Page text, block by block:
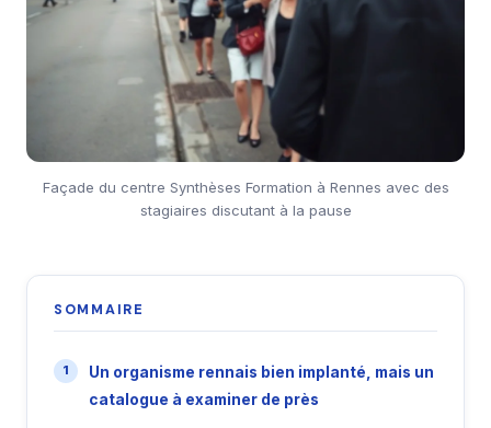
Façade du centre Synthèses Formation à Rennes avec des
stagiaires discutant à la pause
SOMMAIRE
Un organisme rennais bien implanté, mais un
catalogue à examiner de près